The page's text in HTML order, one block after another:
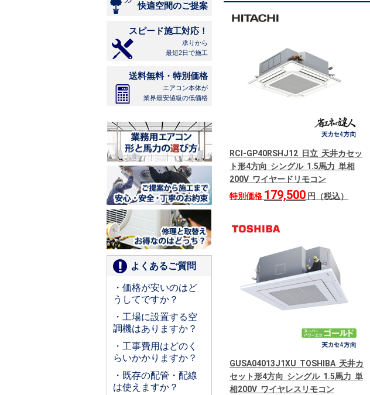
快適空間のご提案
スピード施工対応！
承りから
最短2日で施工
送料無料・特別価格
エアコン本体が
業界最安値級の低価格
よくあるご質問
・価格が安いのはど
うしてですか？
・工場に設置する空
調機はありますか？
・工事費用はどのく
らいかかりますか？
・既存の配管・配線
は使えますか？
RCI-GP40RSHJ12 日立 天井カセッ
ト形4方向 シングル 1.5馬力 単相
200V ワイヤードリモコン
特別価格 179,500 円（税込）
GUSA04013J1XU TOSHIBA 天井カ
セット形4方向 シングル 1.5馬力 単
相200V ワイヤレスリモコン